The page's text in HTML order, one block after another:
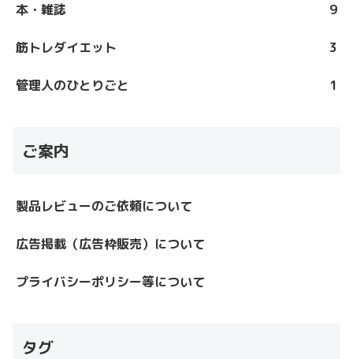
本・雑誌 9
筋トレダイエット 3
管理人のひとりごと 1
ご案内
製品レビューのご依頼について
広告掲載（広告枠販売）について
プライバシーポリシー等について
タグ